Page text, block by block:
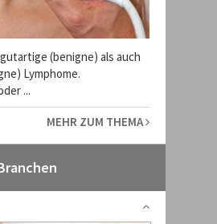
(benigne) als auch
Lymphome.
...
MEHR ZUM THEMA